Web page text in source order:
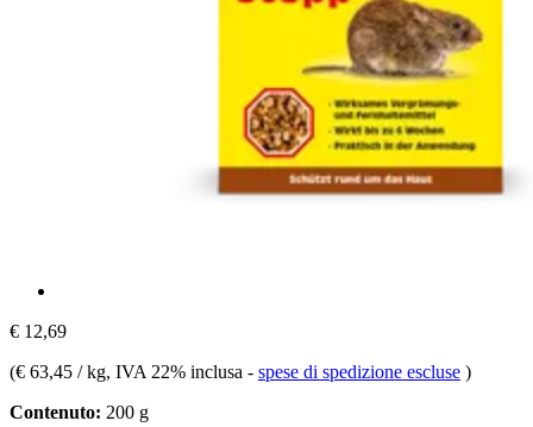
€ 12,69
(€ 63,45 / kg, IVA 22% inclusa - spese di spedizione escluse )
Contenuto: 200 g